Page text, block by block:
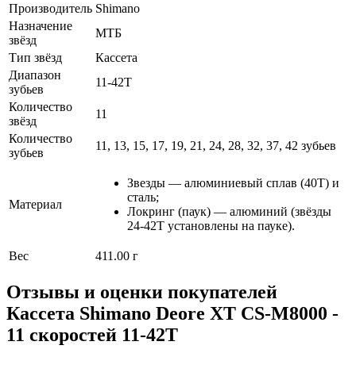
Производитель Shimano
Назначение
звёзд
МТБ
Тип звёзд
Кассета
Диапазон
зубьев
11-42Т
Количество
звёзд
11
Количество
зубьев
11, 13, 15, 17, 19, 21, 24, 28, 32, 37, 42 зубьев
Материал
Звезды — алюминиевый сплав (40T) и
сталь;
Локринг (паук) — алюминий (звёзды
24-42Т установлены на пауке).
Вес 411.00 г
Отзывы и оценки покупателей
Кассета Shimano Deore XT CS-M8000 -
11 скоростей 11-42Т